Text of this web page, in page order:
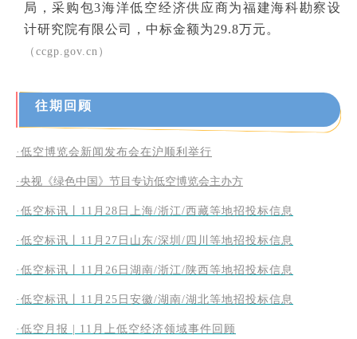
局，采购包3海洋低空经济供应商为福建海科勘察设
计研究院有限公司，中标金额为29.8万元。
（ccgp.gov.cn）
往期回顾
·低空博览会新闻发布会在沪顺利举行
·央视《绿色中国》节目专访低空博览会主办方
·低空标讯丨11月28日上海/浙江/西藏等地招投标信息
·低空标讯丨11月27日山东/深圳/四川等地招投标信息
·低空标讯丨11月26日湖南/浙江/陕西等地招投标信息
·低空标讯丨11月25日安徽/湖南/湖北等地招投标信息
·低空月报 | 11月上低空经济领域事件回顾